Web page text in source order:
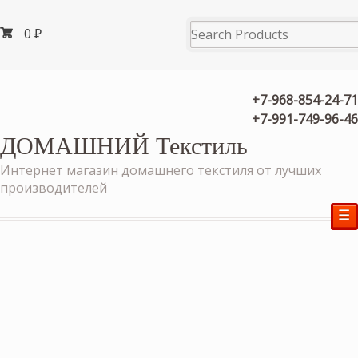
0 ₽
+7-968-854-24-71
+7-991-749-96-46
ДОМАШНИЙ Текстиль
Интернет магазин домашнего текстиля от лучших
производителей
☰